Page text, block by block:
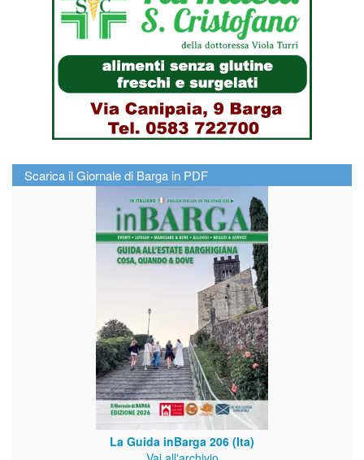
Scarica il Giornale di Barga in PDF
La Guida inBarga 206 (Ita)